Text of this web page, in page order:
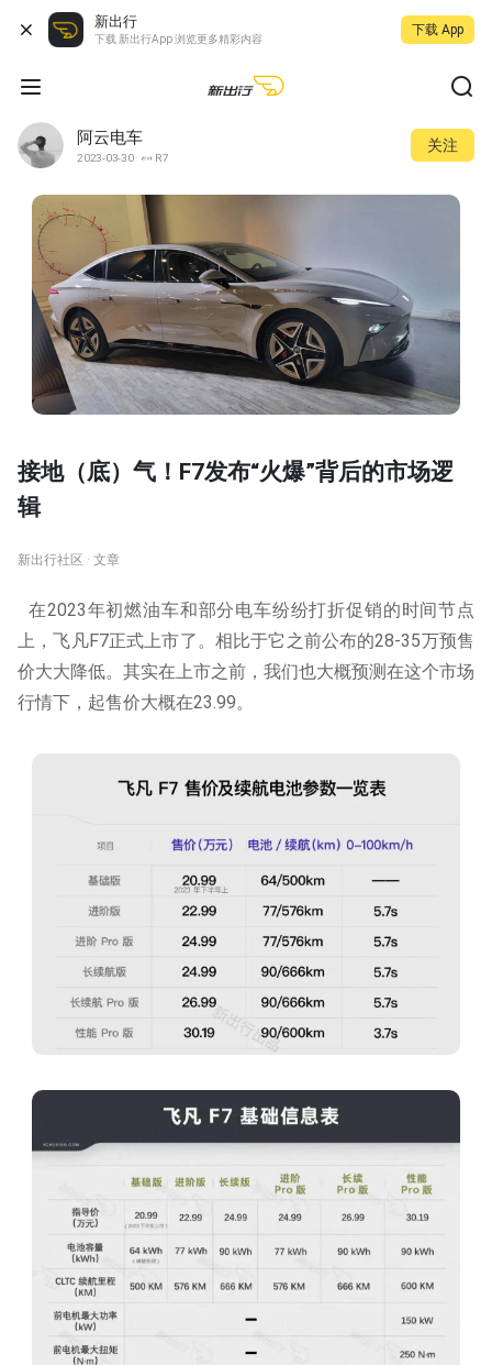
新出行
下载 新出行App 浏览更多精彩内容
下载 App
阿云电车
2023-03-30 R7
关注
接地（底）气！F7发布“火爆”背后的市场逻
辑
新出行社区 · 文章
在2023年初燃油车和部分电车纷纷打折促销的时间节点
上，飞凡F7正式上市了。相比于它之前公布的28-35万预售
价大大降低。其实在上市之前，我们也大概预测在这个市场
行情下，起售价大概在23.99。